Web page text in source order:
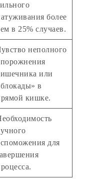
более
в 25% случаев.
неполного
или
в
кишке.
для